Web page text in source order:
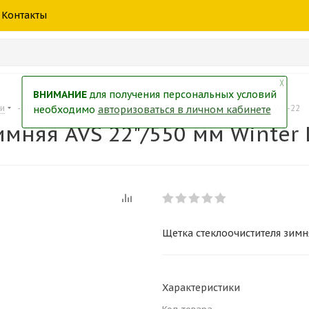
Контакты
- Щетка стеклоочистителя зимняя AVS 22"/550 мм Winter Line WB-22
AVS 22"/550 мм Winter
Щетка стеклоочистителя
Характеристики
╳
ВНИМАНИЕдля получения персональных условий
необходимо авторизоваться в личном кабинете